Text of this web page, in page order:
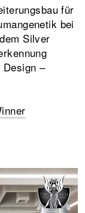
für
bei
Silver
–